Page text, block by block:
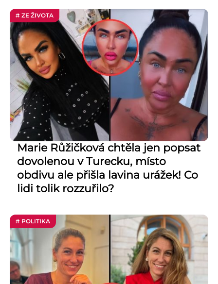
# ZE ŽIVOTA
Marie Růžičková chtěla jen popsat
dovolenou v Turecku, místo
obdivu ale přišla lavina urážek! Co
lidi tolik rozzuřilo?
# POLITIKA